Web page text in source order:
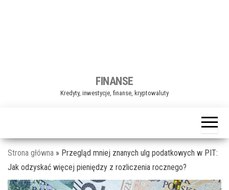
FINANSE
Kredyty, inwestycje, finanse, kryptowaluty
Strona główna » Przegląd mniej znanych ulg podatkowych w PIT:
Jak odzyskać więcej pieniędzy z rozliczenia rocznego?